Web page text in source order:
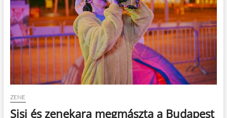
ZENE
Sisi és zenekara megmászta a Budapest